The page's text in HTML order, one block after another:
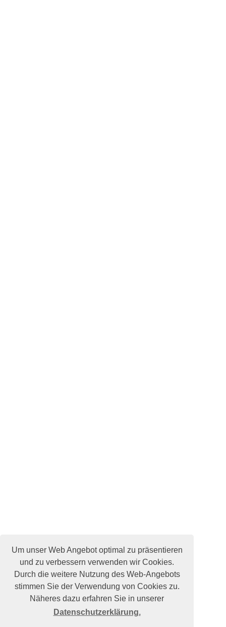
Um unser Web Angebot optimal zu präsentieren
und zu verbessern verwenden wir Cookies.
Durch die weitere Nutzung des Web-Angebots
stimmen Sie der Verwendung von Cookies zu.
Näheres dazu erfahren Sie in unserer
Datenschutzerklärung.